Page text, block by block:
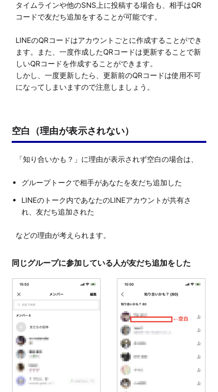
タイムラインや他のSNS上に投稿する場合も、相手はQR
コードで友だち追加をすることが可能です。
LINEのQRコードはアカウントごとに作成することができ
ます。また、一度作成したQRコードは更新することで新
しいQRコードを作成することができます。
しかし、一度更新したら、更新前のQRコードは使用不可
空白（理由が表示されない）
「知り合いかも？」に理由が表示されず空白の場合は、
グループトークで相手があなたを友だち追加した
LINEのトーク内であなたのLINEアカウントが共有さ
れ、友だち追加された
などの理由が考えられます。
同じグループに参加している人が友だち追加をした